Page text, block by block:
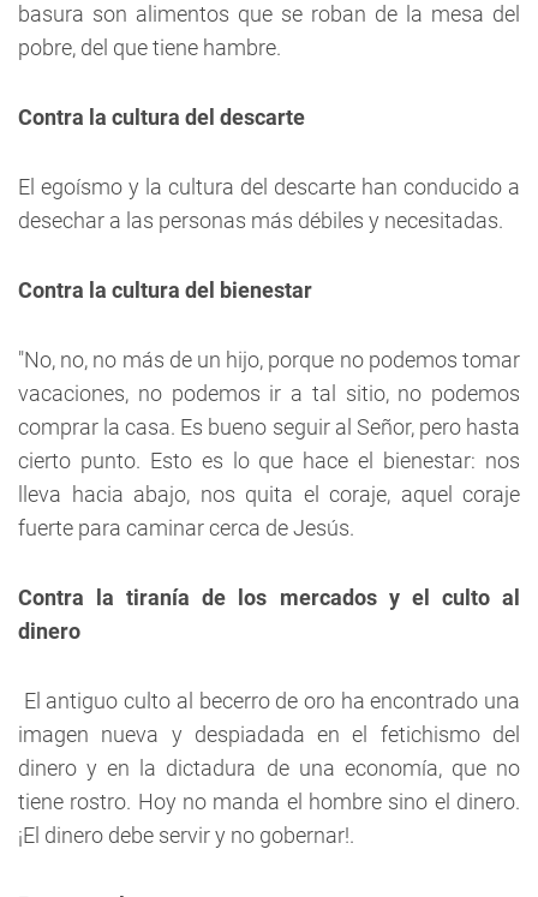
basura son alimentos que se roban de la mesa del
pobre, del que tiene hambre.
Contra la cultura del descarte
El egoísmo y la cultura del descarte han conducido a
desechar a las personas más débiles y necesitadas.
Contra la cultura del bienestar
"No, no, no más de un hijo, porque no podemos tomar
vacaciones, no podemos ir a tal sitio, no podemos
comprar la casa. Es bueno seguir al Señor, pero hasta
cierto punto. Esto es lo que hace el bienestar: nos
lleva hacia abajo, nos quita el coraje, aquel coraje
fuerte para caminar cerca de Jesús.
Contra la tiranía de los mercados y el culto al
dinero
El antiguo culto al becerro de oro ha encontrado una
imagen nueva y despiadada en el fetichismo del
dinero y en la dictadura de una economía, que no
tiene rostro. Hoy no manda el hombre sino el dinero.
¡El dinero debe servir y no gobernar!.